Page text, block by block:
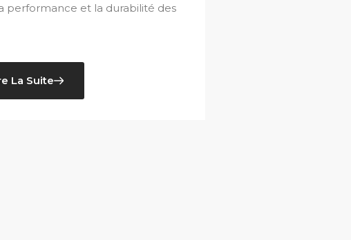
performance et la durabilité des
La Suite